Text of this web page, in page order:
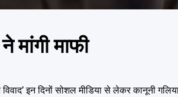
मांगी माफी
इन दिनों सोशल मीडिया से लेकर कानूनी